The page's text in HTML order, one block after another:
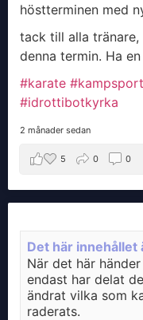
höstterminen med
tack till alla
denna termin. Ha
#karate #kampsport
#idrottibotkyrka
2 månader sedan
5 0 0
Det här innehållet
När det här
endast har delat
ändrat vilka som
raderats.